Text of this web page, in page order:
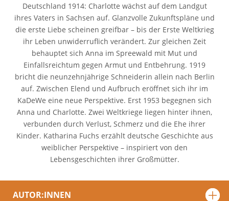
Deutschland 1914: Charlotte wächst auf dem Landgut
ihres Vaters in Sachsen auf. Glanzvolle Zukunftspläne und
die erste Liebe scheinen greifbar – bis der Erste Weltkrieg
ihr Leben unwiderruflich verändert. Zur gleichen Zeit
behauptet sich Anna im Spreewald mit Mut und
Einfallsreichtum gegen Armut und Entbehrung. 1919
bricht die neunzehnjährige Schneiderin allein nach Berlin
auf. Zwischen Elend und Aufbruch eröffnet sich ihr im
KaDeWe eine neue Perspektive. Erst 1953 begegnen sich
Anna und Charlotte. Zwei Weltkriege liegen hinter ihnen,
verbunden durch Verlust, Schmerz und die Ehe ihrer
Kinder. Katharina Fuchs erzählt deutsche Geschichte aus
weiblicher Perspektive – inspiriert von den
Lebensgeschichten ihrer Großmütter.
AUTOR:INNEN